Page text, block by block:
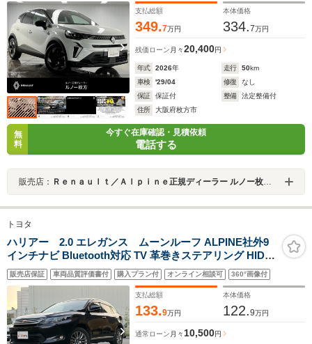
支払総額
349.7万円
本体価格
334.7万円
残価ローン 月々20,400円
年式 2026年 走行 50km
車検
'29/04 修復
なし
保証
保証付 整備
法定整備付
住所
大阪府枚方市
無
料
今すぐ在庫確認・見積依頼
電話する
販売店： Ｒｅｎａｕｌｔ／Ａｌｐｉｎｅ正規ディーラー ルノー枚方・アルピーヌポイント枚方
トヨタ
ハリアー 2.0 エレガンス ムーンルーフ ALPINE社外9
インチナビ Bluetooth対応 TV 革巻きステアリング HIDヘ
ッドライト フォグライト スマートキー プッシュスタート
ハーフレザーシート 純正アルミホイール
販売店保証 車両品質評価書付 購入プラン付 オンライン相談可 360°画像付
支払総額
133.9万円
本体価格
122.9万円
通常ローン 月々 10,500円